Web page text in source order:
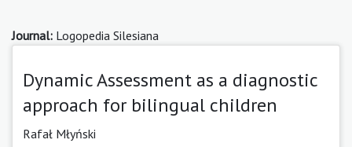
Journal: Logopedia Silesiana
Dynamic Assessment as a diagnostic
approach for bilingual children
Rafał Młyński